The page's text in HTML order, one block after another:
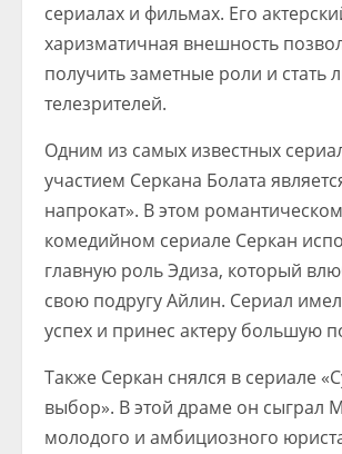
сериалах и фильмах. Его
харизматичная внешность
получить заметные роли и стать
телезрителей.
Одним из самых известных
участием Серкана Болата
напрокат». В этом романтическом
комедийном сериале Серкан
главную роль Эдиза, который
свою подругу Айлин. Сериал
успех и принес актеру большую
Также Серкан снялся в сериале
выбор». В этой драме он сыграл
молодого и амбициозного